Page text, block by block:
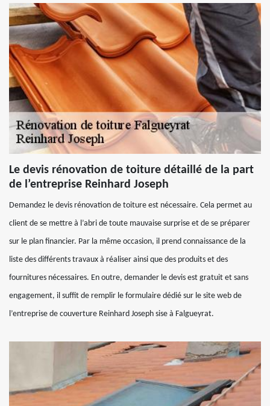
Le devis rénovation de toiture détaillé de la part
de l’entreprise Reinhard Joseph
Demandez le devis rénovation de toiture est nécessaire. Cela permet au
client de se mettre à l’abri de toute mauvaise surprise et de se préparer
sur le plan financier. Par la même occasion, il prend connaissance de la
liste des différents travaux à réaliser ainsi que des produits et des
fournitures nécessaires. En outre, demander le devis est gratuit et sans
engagement, il suffit de remplir le formulaire dédié sur le site web de
l’entreprise de couverture Reinhard Joseph sise à Falgueyrat.